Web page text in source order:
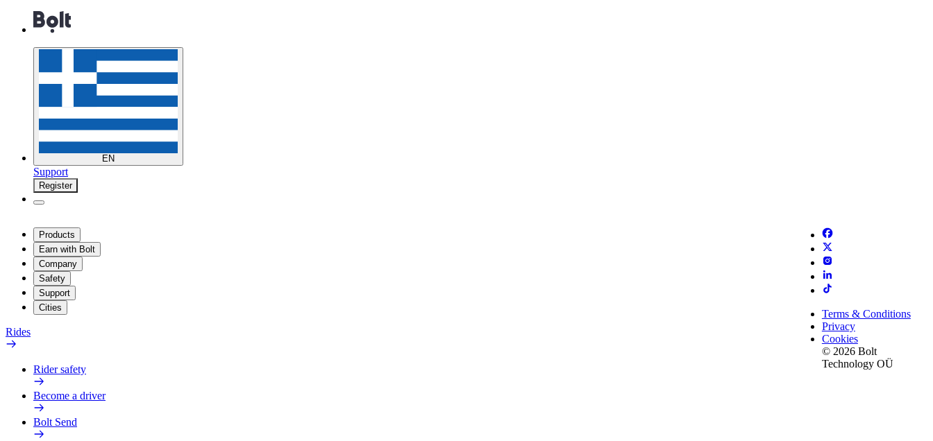
EN
Support
Register
Products
Earn with Bolt
Company
Safety
Support
Cities
Rides
Rider safety
Become a driver
Bolt Send
Terms & Conditions
Privacy
Cookies
© 2026 Bolt
Technology OÜ